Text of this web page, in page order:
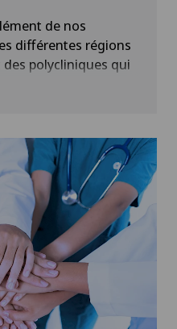
de nos
différentes régions
polycliniques qui
pour les